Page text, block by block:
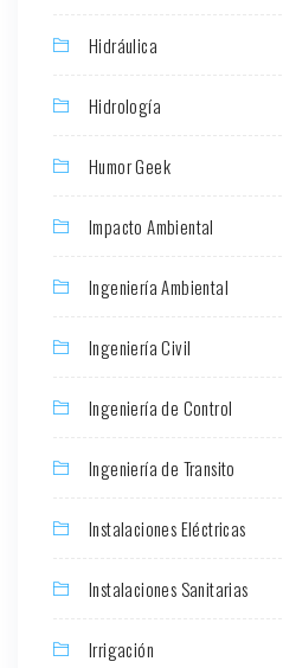
Hidráulica
Hidrología
Humor Geek
Impacto Ambiental
Ingeniería Ambiental
Ingeniería Civil
Ingeniería de Control
Ingeniería de Transito
Instalaciones Eléctricas
Instalaciones Sanitarias
Irrigación